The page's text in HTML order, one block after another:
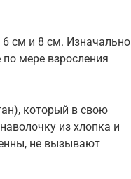
см и 8 см. Изначально
мере взросления
который в свою
из хлопка и
не вызывают